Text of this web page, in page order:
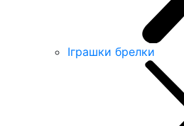
Іграшки брелки